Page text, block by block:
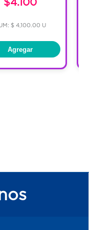
$4.100
$ 4,100.00 U
Agregar